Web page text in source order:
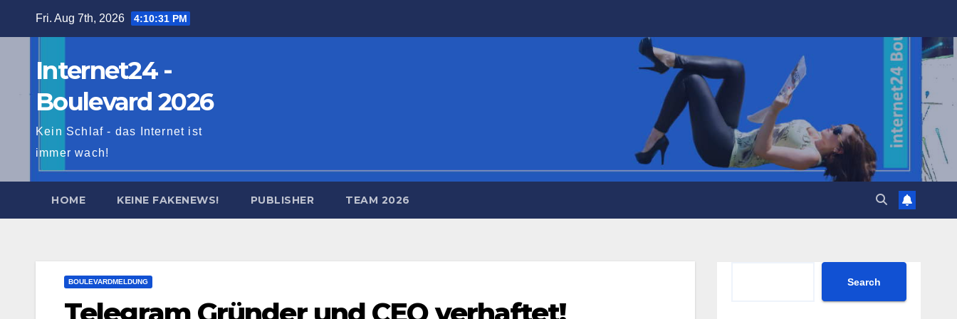
Fri. Aug 7th, 2026 4:10:32 PM
Internet24 -
Boulevard 2026
Kein Schlaf - das Internet ist
immer wach!
HOME KEINE FAKENEWS! PUBLISHER TEAM 2026
BOULEVARDMELDUNG Search